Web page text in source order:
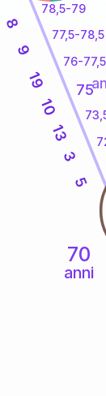
70
anni
76-77,5
77,5-78,5
78,5-79
5
3
13
10
19
9
8
75